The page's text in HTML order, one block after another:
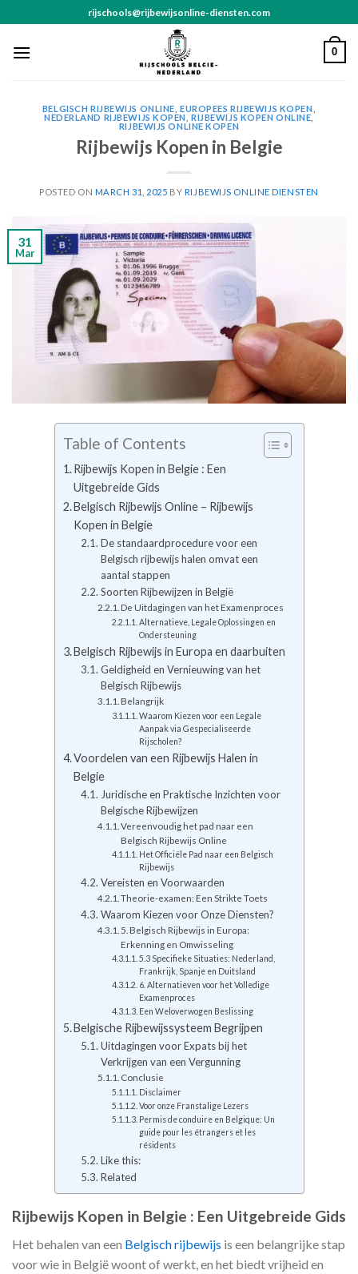
to
content
rijschools@rijbewijsonline-diensten.com
0
BELGISCH RIJBEWIJS ONLINE ,EUROPEES RIJBEWIJS KOPEN
NEDERLAND RIJBEWIJS KOPEN
,RIJBEWIJS KOPEN ONLINE ,
RIJBEWIJS ONLINE KOPEN
Rijbewijs Kopen in Belgie
POSTED ON MARCH 31, 2025 BY RIJBEWIJS ONLINE DIENSTEN
31
Mar
Table of Contents
Rijbewijs Kopen in Belgie : Een
Uitgebreide Gids
Belgisch Rijbewijs Online – Rijbewijs
Kopen in Belgie
De standaardprocedure voor een
Belgisch rijbewijs halen omvat een
aantal stappen
Soorten Rijbewijzen in België
De Uitdagingen van het Examenproces
Alternatieve, Legale Oplossingen en
Ondersteuning
Belgisch Rijbewijs in Europa en daarbuiten
Geldigheid en Vernieuwing van het
Belgisch Rijbewijs
Belangrijk
Waarom Kiezen voor een Legale
Aanpak via Gespecialiseerde
Rijscholen?
Voordelen van een Rijbewijs Halen in
Belgie
Juridische en Praktische Inzichten voor
Belgische Rijbewijzen
Vereenvoudig het pad naar een
Belgisch Rijbewijs Online
Het Officiële Pad naar een Belgisch
Rijbewijs
Vereisten en Voorwaarden
Theorie-examen: Een Strikte Toets
Waarom Kiezen voor Onze Diensten?
5. Belgisch Rijbewijs in Europa:
Erkenning en Omwisseling
5.3 Specifieke Situaties: Nederland,
Frankrijk, Spanje en Duitsland
6. Alternatieven voor het Volledige
Examenproces
Een Weloverwogen Beslissing
Belgische Rijbewijssysteem Begrijpen
Uitdagingen voor Expats bij het
Verkrijgen van een Vergunning
Conclusie
Disclaimer
Voor onze Franstalige Lezers
Permis de conduire en Belgique: Un
guide pour les étrangers et les
résidents
Like this:
Related
Rijbewijs Kopen in Belgie : Een Uitgebreide Gids
Het behalen van een Belgisch rijbewijs is een belangrijke stap
voor wie in België woont of werkt, en het biedt vrijheid en